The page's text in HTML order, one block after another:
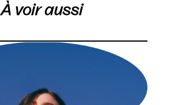
À voir aussi